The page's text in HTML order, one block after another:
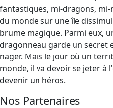
fantastiques, mi-dragons,
du monde sur une île
brume magique. Parmi eux,
dragonneau garde un secret
nager. Mais le jour où un
monde, il va devoir se jeter
devenir un héros.
Nos Partenaires